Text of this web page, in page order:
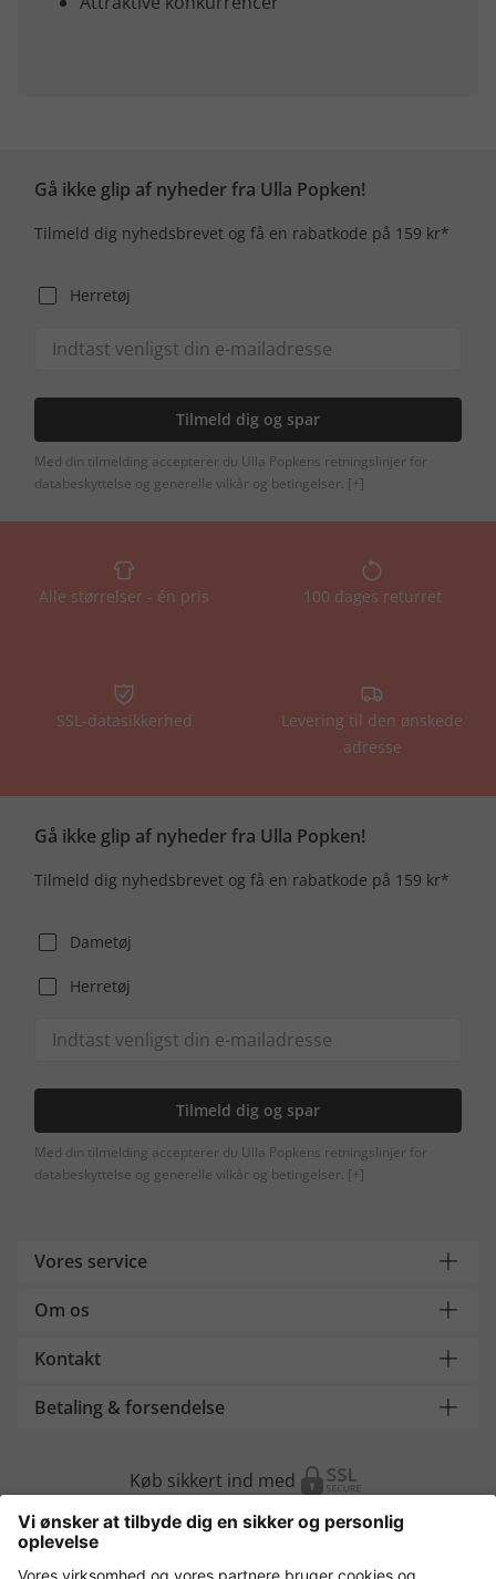
Gå ikke glip af nyheder fra Ulla Popken!
Tilmeld dig nyhedsbrevet og få en rabatkode på 159 kr*
Herretøj
Tilmeld dig og spar
Med din tilmelding accepterer du Ulla Popkens retningslinjer for
databeskyttelse og generelle vilkår og betingelser. [+]
Alle størrelser - én pris 100 dages returret
SSL-datasikkerhed
Levering til den ønskede
adresse
Gå ikke glip af nyheder fra Ulla Popken!
Tilmeld dig nyhedsbrevet og få en rabatkode på 159 kr*
Dametøj
Herretøj
Tilmeld dig og spar
Med din tilmelding accepterer du Ulla Popkens retningslinjer for
databeskyttelse og generelle vilkår og betingelser. [+]
Vores service
Om os
Kontakt
Betaling & forsendelse
Køb sikkert ind med
Flere webshops